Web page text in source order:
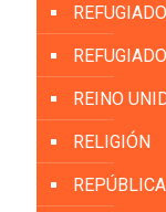
REINO
RELIGIÓN
REPÚBLICA